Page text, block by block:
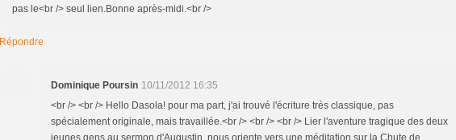
pas le<br /> seul lien.Bonne après-midi.<br />
Répondre
Dominique Poursin 10/11/2012 16:35
<br /> <br /> Hello Dasola! pour ma part, j'ai trouvé l'écriture très classique, pas
spécialement originale, mais travaillée.<br /> <br /> <br /> Lier l'aventure tragique des deux
jeunes gens au sermon d'Augustin, nous oriente vers une méditation sur la Chute de